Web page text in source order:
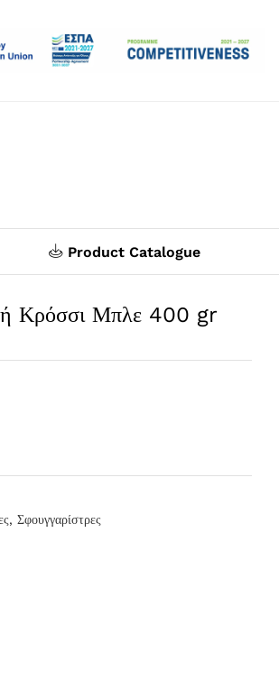
Product Catalogue
Κρόσσι Μπλε 400 gr
,Σφουγγαρίστρες